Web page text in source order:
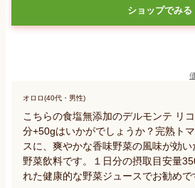
ショップでみる
オロロ(40代・男性)
こちらの食塩無添加のデルモンテ リ
分+50gはいかがでしょうか？完熟ト
スに、爽やかな香味野菜の風味が効
野菜飲料です。１日分の摂取目安量
れた健康的な野菜ジュースでお勧めで